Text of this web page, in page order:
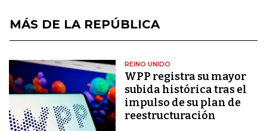
MÁS DE LA REPÚBLICA
REINO UNIDO
WPP registra su mayor
subida histórica tras el
impulso de su plan de
reestructuración